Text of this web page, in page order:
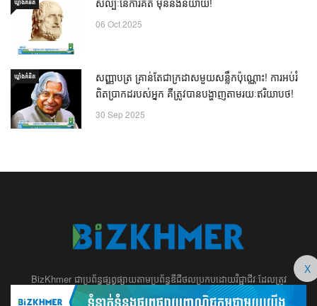
06 Oct 2025
ឃ្លាំង​គំនិត
សញ្ញាបត្រ គ្រាន់តែជាក្រដាសមួយសន្លឹកប៉ុណ្ណោះ! ការអប់រំ
ពិតប្រាកដរបស់អ្នក គឺត្រូវបានបង្ហាញតាមរយៈឥរិយាបថ!
30 Sep 2025
BizKhmer ​ជា​​ប្រព័ន្ធ​ផ្សព្វផ្សាយ​តាម​ប្រព័ន្ធ​ឌីជីថល​​​ប្រកប​ដោយ​វិជ្ជាជីវៈ​ដែល​​​ត្រូវ​
បាន​បង្កើតឡើង យ៉ាង​ពិសេស​​ដើម្បី​បំរើ​ដល់​ប្រយោជន៍​​​ដល់​មិត្ត​អ្នក​ដែល​ផ្ដោត​សំខាន់​
X